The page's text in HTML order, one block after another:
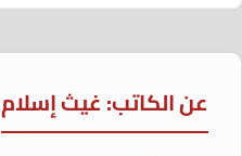
عن الكاتب: غيث إسلام